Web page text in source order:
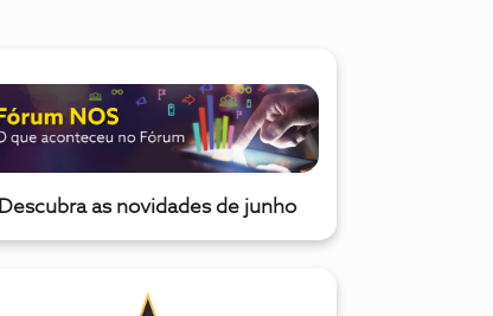
Descubra as novidades de junho